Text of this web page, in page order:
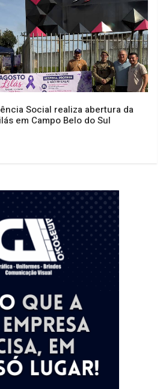
Social realiza abertura da
em Campo Belo do Sul